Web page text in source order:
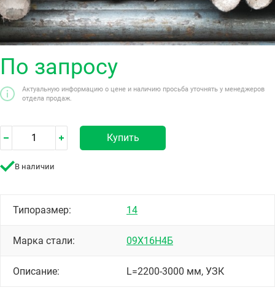
По запросу
Актуальную информацию о цене и наличию просьба уточнять у менеджеров
отдела продаж.
Купить
В наличии
Типоразмер: 14
Марка стали: 09Х16Н4Б
Описание: L=2200-3000 мм, УЗК